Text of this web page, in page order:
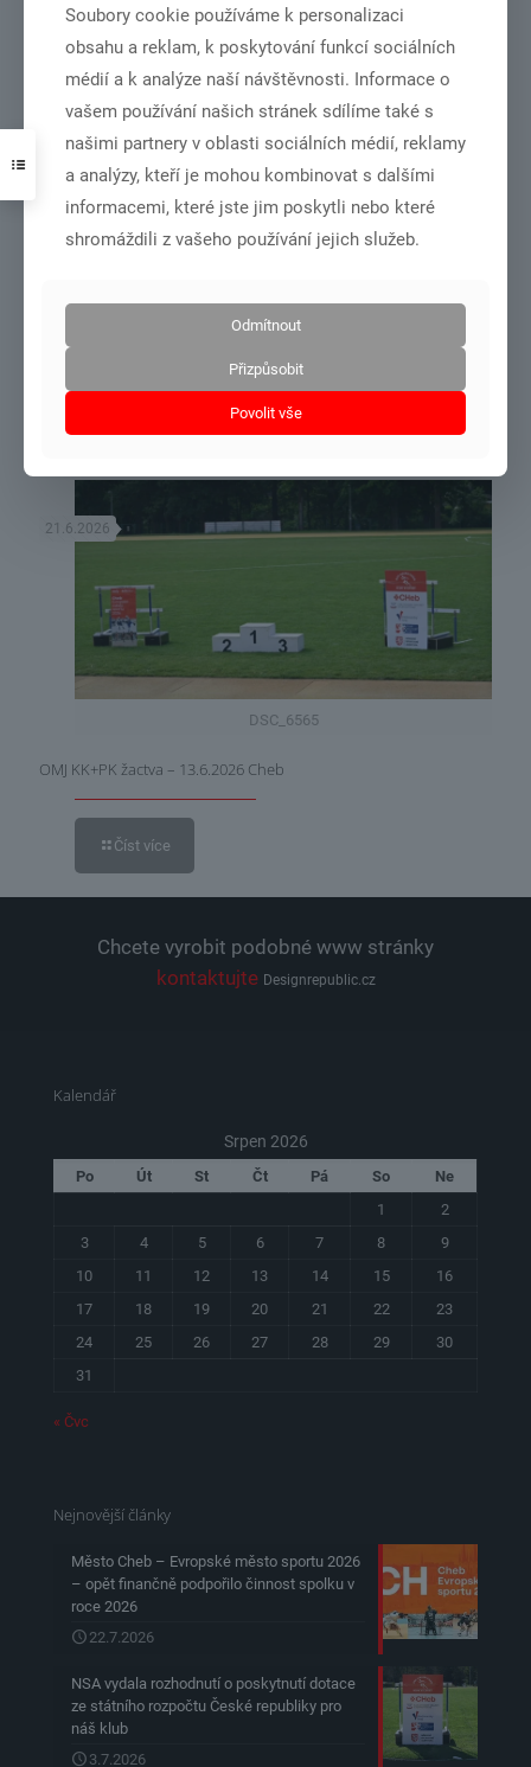
Číst více
DSC01001
3.7.2026
MČR dorost+junioři – Olomouc 27.6.-28.6.2026
DSC_6565
21.6.2026
OMJ KK+PK žactva – 13.6.2026 Cheb
Číst více
Chcete vyrobit podobné www stránky
kontaktujte Designrepublic.cz
Kalendář
Srpen 2026
Po Út St Čt Pá So
Ne
1
2
3
4 5 6 7 8
9
10
11 12 13 14 15
16
17
18 19 20 21 22
23
24
25 26 27 28 29
30
31
« Čvc
Nejnovější články
Město Cheb – Evropské město sportu 2026
– opět finančně podpořilo činnost spolku v
roce 2026
22.7.2026
NSA vydala rozhodnutí o poskytnutí dotace
ze státního rozpočtu České republiky pro
náš klub
3.7.2026
Soubory cookie používáme k personalizaci
obsahu a reklam, k poskytování funkcí sociálních
médií a k analýze naší návštěvnosti. Informace o
vašem používání našich stránek sdílíme také s
našimi partnery v oblasti sociálních médií, reklamy
a analýzy, kteří je mohou kombinovat s dalšími
informacemi, které jste jim poskytli nebo které
shromáždili z vašeho používání jejich služeb.
Odmítnout
Přizpůsobit
Povolit vše